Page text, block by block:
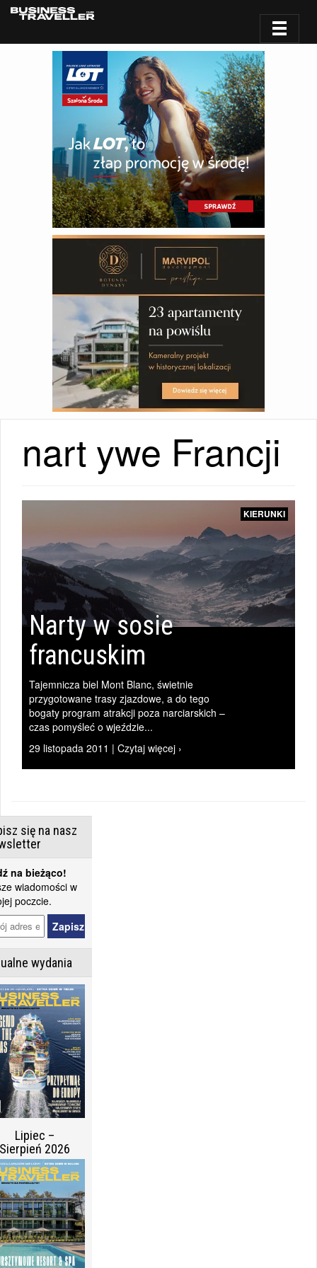
nart ywe Francji
KIERUNKI
Narty w sosie
francuskim
Tajemnicza biel Mont Blanc, świetnie
przygotowane trasy zjazdowe, a do tego
bogaty program atrakcji poza narciarskich –
czas pomyśleć o wjeździe...
29 listopada 2011 | Czytaj więcej ›
się na nasz
na bieżąco!
wiadomości w
poczcie.
wydania
Lipiec –
2026